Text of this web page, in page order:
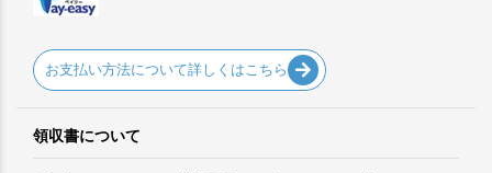
お支払い方法について詳しくはこちら
領収書について